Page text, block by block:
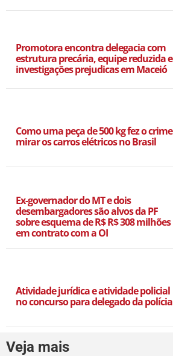
Promotora encontra delegacia com
estrutura precária, equipe reduzida e
investigações prejudicas em Maceió
Como uma peça de 500 kg fez o crime
mirar os carros elétricos no Brasil
Ex-governador do MT e dois
desembargadores são alvos da PF
sobre esquema de R$ R$ 308 milhões
em contrato com a OI
Atividade jurídica e atividade policial
no concurso para delegado da polícia
Veja mais